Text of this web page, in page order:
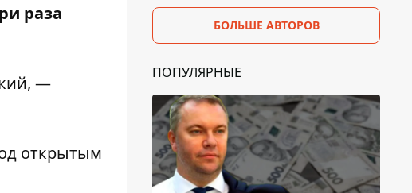
раза
, —
открытым
БОЛЬШЕ АВТОРОВ
ПОПУЛЯРНЫЕ